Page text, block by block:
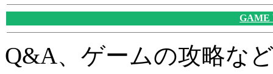
GAME
Q&A、ゲームの攻略な